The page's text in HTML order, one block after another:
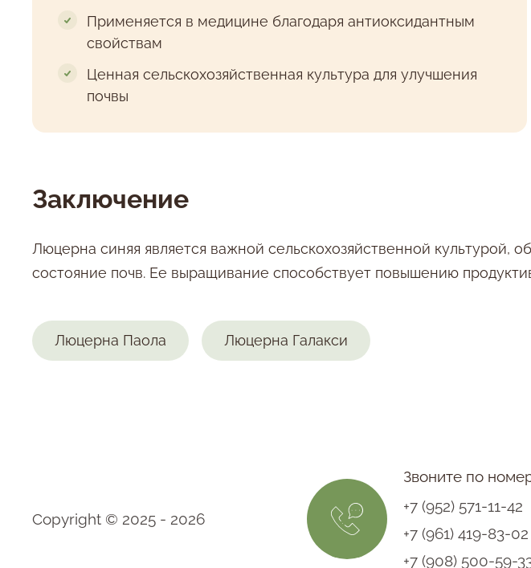
Применяется в медицине благодаря антиоксидантным
свойствам
Ценная сельскохозяйственная культура для улучшения
почвы
Заключение
Люцерна синяя является важной сельскохозяйственной
состояние почв. Ее выращивание способствует повышению
Люцерна Паола Люцерна Галакси
Copyright © 2025 - 2026
Звоните по
+7 (952) 571-11-42
+7 (961) 419-83-02
+7 (908) 500-59-